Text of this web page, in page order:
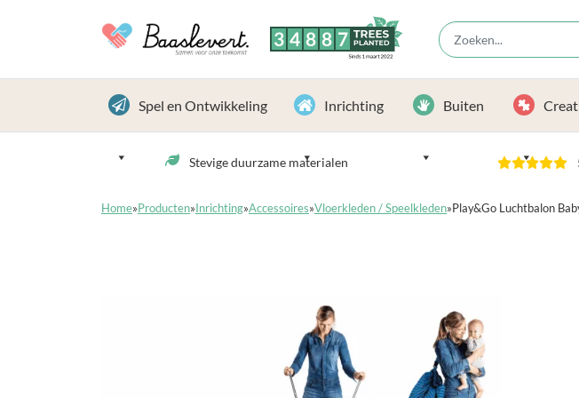
3 4 8 8 7 TREES
PLANTED
Sinds 1 maart 2022
Spel en Ontwikkeling Inrichting Buiten
Stevige duurzame materialen
Home» Producten» Inrichting»Accessoires»Vloerkleden / Speelkleden» Play&Go Luchtbalon